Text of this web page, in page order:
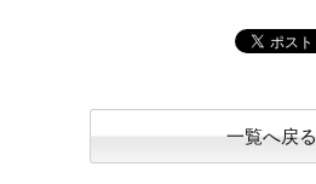
一覧へ戻る